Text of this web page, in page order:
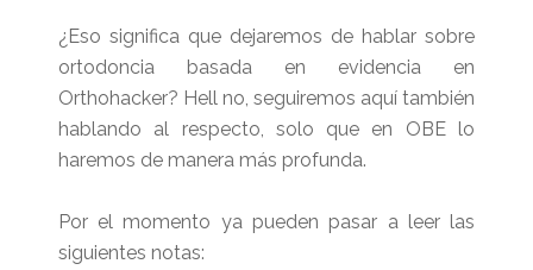
¿Eso significa que dejaremos de hablar sobre
ortodoncia basada en evidencia en
Orthohacker? Hell no, seguiremos aquí también
hablando al respecto, solo que en OBE lo
haremos de manera más profunda.
Por el momento ya pueden pasar a leer las
siguientes notas: